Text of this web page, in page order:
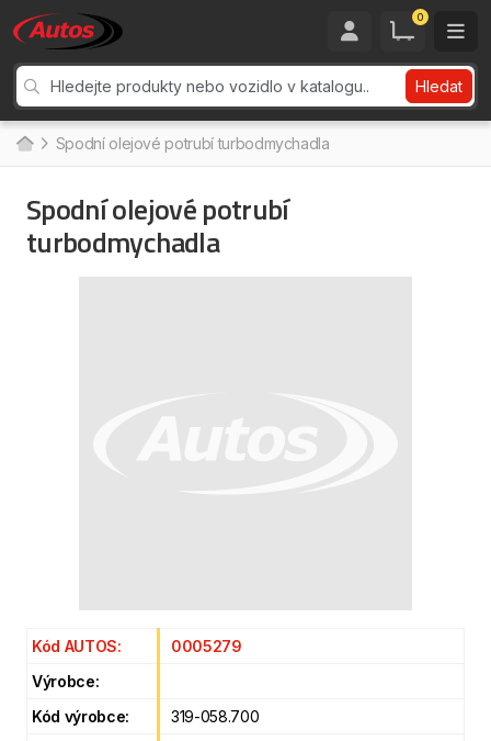
0
Hledat
Spodní olejové potrubí turbodmychadla
Spodní olejové potrubí
turbodmychadla
Kód AUTOS:
0005279
Výrobce:
Kód výrobce:
319-058.700